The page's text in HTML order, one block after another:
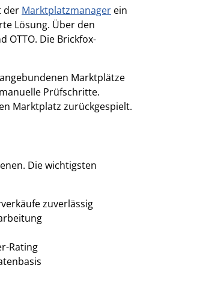
der Marktplatzmanager ein
Lösung. Über den
OTTO. Die Brickfox-
Marktplätze
Prüfschritte.
Marktplatz zurückgespielt.
Die wichtigsten
zuverlässig
Rating